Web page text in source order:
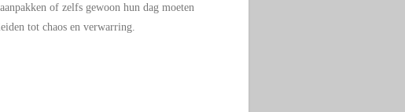
of zelfs gewoon hun dag moeten
tot chaos en verwarring.